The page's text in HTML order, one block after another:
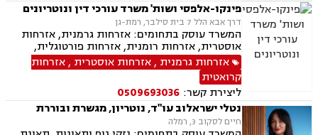
פינקו-אלפסי ושות' משרד עורכי דין ונוטריונים
דרך אבא הלל 7 בית סילבר, רמת-גן
המשרד עוסק בתחומים: אזרחות גרמנית, אזרחות
אוסטרית, אזרחות רומנית, אזרחות פורטוגלית,
אזרחות מרוקאית, אזרחות קרואטית, אזרחות
ספרדית, אזרחות צ'כית, ייפוי כוח מתמשך, נוטריון,
ירושות וצוואות, תמ"א 38
אזרחות גרמנית ,אזרחות אוסטרית ,אזרחות
קרואטית
ליצירת קשר: 0509693036
נטלי ישראלוב עו"ד, נוטריון, מגשרת ובוררת
חיים לסקוב 3, רמלה